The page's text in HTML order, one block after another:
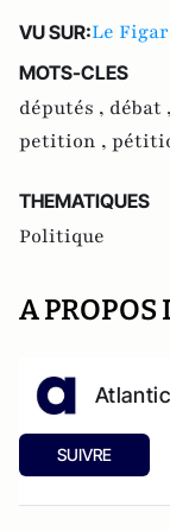
VU SUR:Le
MOTS-CLES
députés , débat ,
petition ,
THEMATIQUES
Politique
A PROPOS
SUIVRE